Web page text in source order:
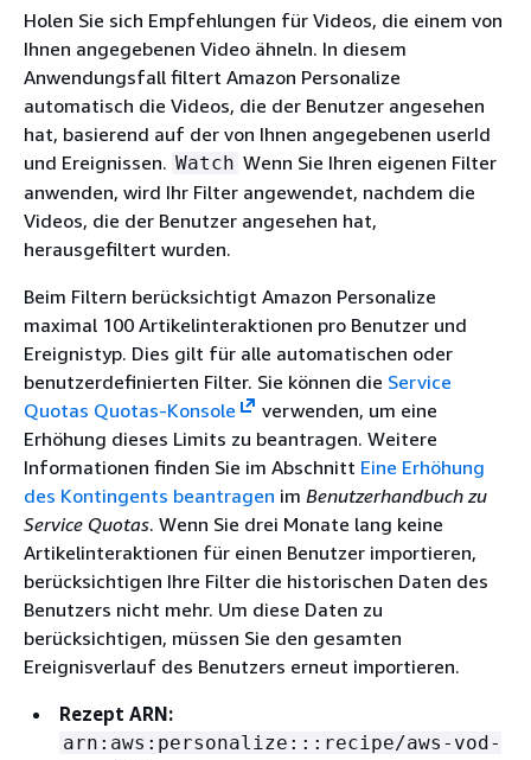
Holen Sie sich Empfehlungen für Videos, die einem von
Ihnen angegebenen Video ähneln. In diesem
Anwendungsfall filtert Amazon Personalize
automatisch die Videos, die der Benutzer angesehen
hat, basierend auf der von Ihnen angegebenen userId
und Ereignissen. Watch Wenn Sie Ihren eigenen Filter
anwenden, wird Ihr Filter angewendet, nachdem die
Videos, die der Benutzer angesehen hat,
herausgefiltert wurden.
Beim Filtern berücksichtigt Amazon Personalize
maximal 100 Artikelinteraktionen pro Benutzer und
Ereignistyp. Dies gilt für alle automatischen oder
benutzerdefinierten Filter. Sie können die Service
Quotas Quotas-Konsole
verwenden, um eine
Erhöhung dieses Limits zu beantragen. Weitere
Informationen finden Sie im Abschnitt Eine Erhöhung
des Kontingents beantragen im Benutzerhandbuch zu
Service Quotas. Wenn Sie drei Monate lang keine
Artikelinteraktionen für einen Benutzer importieren,
berücksichtigen Ihre Filter die historischen Daten des
Benutzers nicht mehr. Um diese Daten zu
berücksichtigen, müssen Sie den gesamten
Ereignisverlauf des Benutzers erneut importieren.
Rezept ARN:
arn:aws:personalize:::recipe/aws-vod-